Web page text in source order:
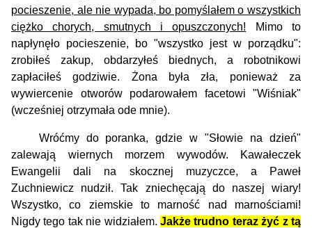
pocieszenie, ale nie wypada, bo pomyślałem o wszystkich
ciężko chorych, smutnych i opuszczonych! Mimo to
napłynęło pocieszenie, bo "wszystko jest w porządku":
zrobiłeś zakup, obdarzyłeś biednych, a robotnikowi
zapłaciłeś godziwie. Żona była zła, ponieważ za
wywiercenie otworów podarowałem facetowi "Wiśniak"
(wcześniej otrzymała ode mnie).
Wróćmy do poranka, gdzie w "Słowie na dzień"
zalewają wiernych morzem wywodów. Kawałeczek
Ewangelii dali na skocznej muzyczce, a Paweł
Zuchniewicz nudził. Tak zniechęcają do naszej wiary!
Wszystko, co ziemskie to marność nad marnościami!
Nigdy tego tak nie widziałem. Jakże trudno teraz żyć z tą